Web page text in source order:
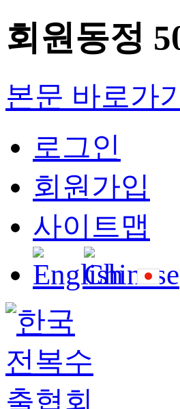
회원동정
본문 바로가
로그인
회원가입
사이트맵